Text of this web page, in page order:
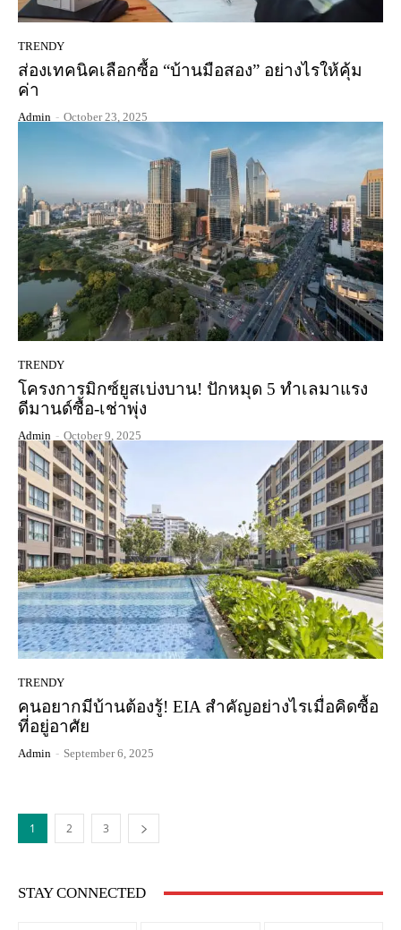
TRENDY
ส่องเทคนิคเลือกซื้อ “บ้านมือสอง” อย่างไรให้คุ้ม
ค่า
Admin - October 23, 2025
TRENDY
โครงการมิกซ์ยูสเบ่งบาน! ปักหมุด 5 ทำเลมาแรง
ดีมานด์ซื้อ-เช่าพุ่ง
Admin - October 9, 2025
TRENDY
คนอยากมีบ้านต้องรู้! EIA สำคัญอย่างไรเมื่อคิดซื้อ
ที่อยู่อาศัย
Admin - September 6, 2025
1 2 3
STAY CONNECTED